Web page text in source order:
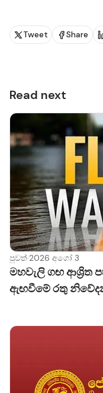
Tweet Share
Read next
පුවත්·2026 අගෝ 3
මහවැලි ගඟ ආශ්‍රිත
ඇඟවීමේ රතු